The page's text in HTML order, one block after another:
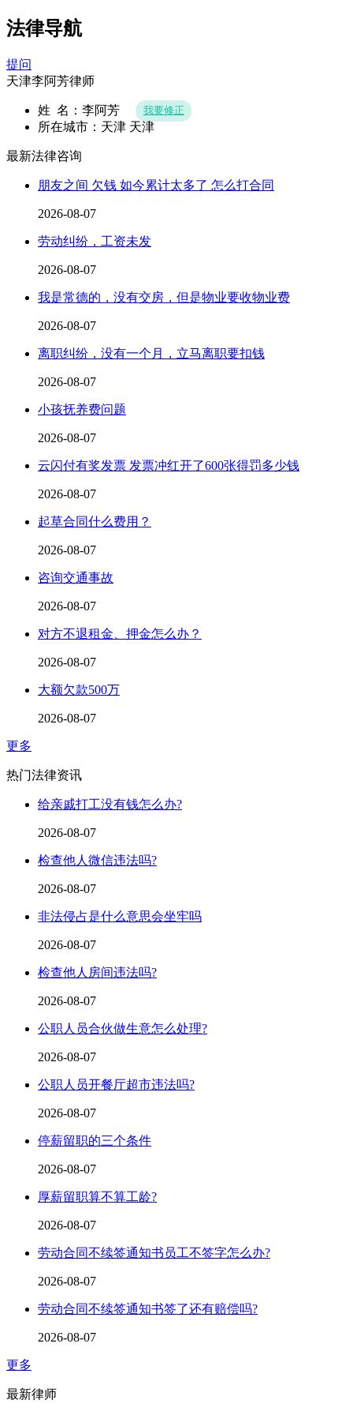
法律导航
提问
天津李阿芳律师
姓 名：李阿芳 我要修正
所在城市：天津 天津
最新法律咨询
朋友之间 欠钱 如今累计太多了 怎么打合同
2026-08-07
劳动纠纷，工资未发
2026-08-07
我是常德的，没有交房，但是物业要收物业费
2026-08-07
离职纠纷，没有一个月，立马离职要扣钱
2026-08-07
小孩抚养费问题
2026-08-07
云闪付有奖发票 发票冲红开了600张得罚多少钱
2026-08-07
起草合同什么费用？
2026-08-07
咨询交通事故
2026-08-07
对方不退租金、押金怎么办？
2026-08-07
大额欠款500万
2026-08-07
更多
热门法律资讯
给亲戚打工没有钱怎么办?
2026-08-07
检查他人微信违法吗?
2026-08-07
非法侵占是什么意思会坐牢吗
2026-08-07
检查他人房间违法吗?
2026-08-07
公职人员合伙做生意怎么处理?
2026-08-07
公职人员开餐厅超市违法吗?
2026-08-07
停薪留职的三个条件
2026-08-07
厚薪留职算不算工龄?
2026-08-07
劳动合同不续签通知书员工不签字怎么办?
2026-08-07
劳动合同不续签通知书签了还有赔偿吗?
2026-08-07
更多
最新律师